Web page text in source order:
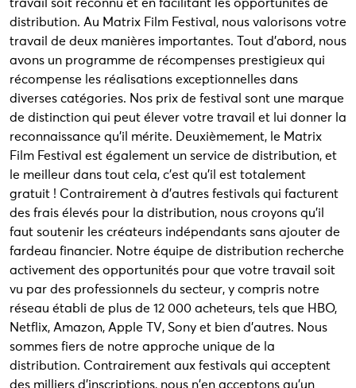
travail soit reconnu et en facilitant les opportunités de
distribution. Au Matrix Film Festival, nous valorisons votre
travail de deux manières importantes. Tout d'abord, nous
avons un programme de récompenses prestigieux qui
récompense les réalisations exceptionnelles dans
diverses catégories. Nos prix de festival sont une marque
de distinction qui peut élever votre travail et lui donner la
reconnaissance qu'il mérite. Deuxièmement, le Matrix
Film Festival est également un service de distribution, et
le meilleur dans tout cela, c'est qu'il est totalement
gratuit ! Contrairement à d'autres festivals qui facturent
des frais élevés pour la distribution, nous croyons qu'il
faut soutenir les créateurs indépendants sans ajouter de
fardeau financier. Notre équipe de distribution recherche
activement des opportunités pour que votre travail soit
vu par des professionnels du secteur, y compris notre
réseau établi de plus de 12 000 acheteurs, tels que HBO,
Netflix, Amazon, Apple TV, Sony et bien d'autres. Nous
sommes fiers de notre approche unique de la
distribution. Contrairement aux festivals qui acceptent
des milliers d'inscriptions, nous n'en acceptons qu'un